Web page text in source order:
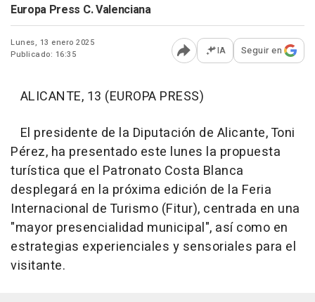
Europa Press C. Valenciana
Lunes, 13 enero 2025
Publicado: 16:35
Abrir opciones para
IA Seguir en
ALICANTE, 13 (EUROPA PRESS)
El presidente de la Diputación de Alicante, Toni
Pérez, ha presentado este lunes la propuesta
turística que el Patronato Costa Blanca
desplegará en la próxima edición de la Feria
Internacional de Turismo (Fitur), centrada en una
"mayor presencialidad municipal", así como en
estrategias experienciales y sensoriales para el
visitante.